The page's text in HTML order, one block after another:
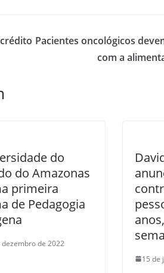
Pacientes oncológicos
com a
do
do Amazonas
primeira
de Pedagogia
dezembro de 2022
15 de